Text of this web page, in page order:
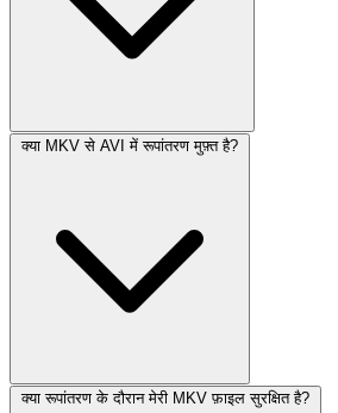
क्या MKV से AVI में रूपांतरण मुफ़्त है?
क्या रूपांतरण के दौरान मेरी MKV फ़ाइल सुरक्षित है?